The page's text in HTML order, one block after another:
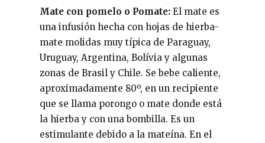
Mate con pomelo o Pomate: El mate es
una infusión hecha con hojas de hierba-
mate molidas muy típica de Paraguay,
Uruguay, Argentina, Bolívia y algunas
zonas de Brasil y Chile. Se bebe caliente,
aproximadamente 80º, en un recipiente
que se llama porongo o mate donde está
la hierba y con una bombilla. Es un
estimulante debido a la mateína. En el